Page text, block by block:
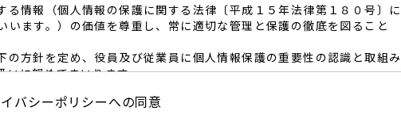
情報（個人情報の保護に関する法律〔平成１５年法律第１８０号〕に
ます。）の価値を尊重し、常に適切な管理と保護の徹底を図ること
方針を定め、役員及び従業員に個人情報保護の重要性の認識と取組み
いに努めてまいります。
範を遵守するとともに、本ポリシーの内容を適宜見直し、その改善と
バシーポリシーへの同意